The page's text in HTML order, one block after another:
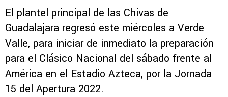
El plantel principal de las Chivas de
Guadalajara regresó este miércoles a Verde
Valle, para iniciar de inmediato la preparación
para el Clásico Nacional del sábado frente al
América en el Estadio Azteca, por la Jornada
15 del Apertura 2022.